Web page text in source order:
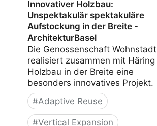
Innovativer Holzbau:
Unspektakulär spektakuläre
Aufstockung in der Breite -
ArchitekturBasel
Die Genossenschaft Wohnstadt
realisiert zusammen mit Häring
Holzbau in der Breite eine
besonders innovatives Projekt.
#Adaptive Reuse
#Vertical Expansion